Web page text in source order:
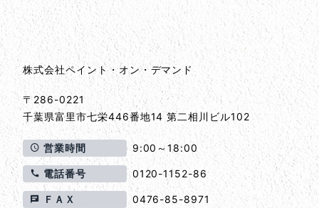
会社情報とサイトマップ
株式会社ペイント・オン・デマンド
〒286-0221
千葉県富里市七栄446番地14 第二相川ビル102
営業時間 9:00～18:00
電話番号 0120-1152-86
ＦＡＸ 0476-85-8971